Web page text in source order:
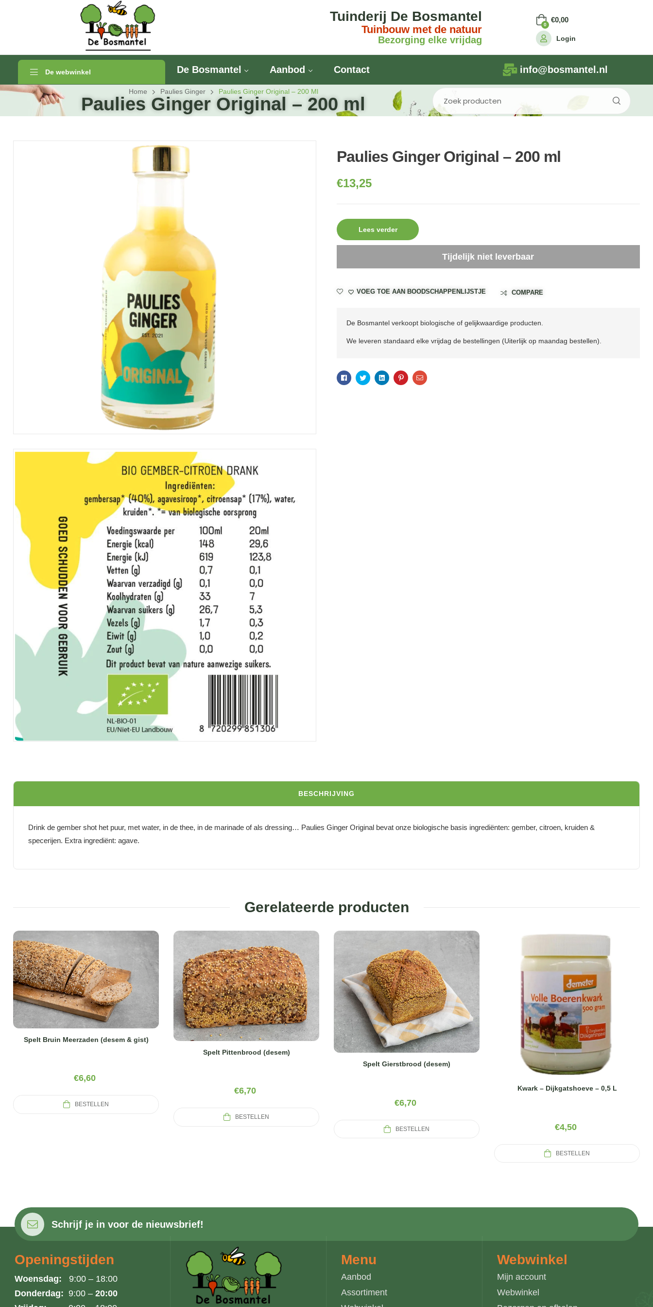
Tuinderij De Bosmantel
Tuinbouw met de natuur
Bezorging elke vrijdag
0
€0,00
Login
De webwinkel De Bosmantel Aanbod Contact info@bosmantel.nl
Home Paulies Ginger Paulies Ginger Original – 200 Ml
Paulies Ginger Original – 200 ml
Paulies Ginger Original – 200 ml
€13,25
Lees verder
Tijdelijk niet leverbaar
VOEG TOE AAN BOODSCHAPPENLIJSTJE COMPARE
De Bosmantel verkoopt biologische of gelijkwaardige producten.
We leveren standaard elke vrijdag de bestellingen (Uiterlijk op maandag bestellen).
Facebook
TwitterLinkedinPinterestEmail
BESCHRIJVING
Drink de gember shot het puur, met water, in de thee, in de marinade of als dressing… Paulies Ginger Original bevat onze biologische basis ingrediënten: gember, citroen, kruiden &
specerijen. Extra ingrediënt: agave.
Gerelateerde producten
Spelt Bruin Meerzaden (desem & gist)
€6,60
BESTELLEN
Spelt Pittenbrood (desem)
€6,70
BESTELLEN
Spelt Gierstbrood (desem)
€6,70
BESTELLEN
Kwark – Dijkgatshoeve – 0,5 L
€4,50
BESTELLEN
Schrijf je in voor de nieuwsbrief!
Openingstijden
Woensdag: 9:00 – 18:00
Donderdag: 9:00 – 20:00
Menu
Aanbod
Assortiment
Webwinkel
Mijn account
Webwinkel